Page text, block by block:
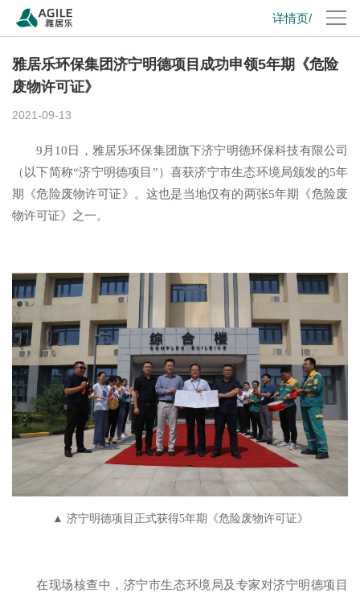
详情页/
雅居乐环保集团济宁明德项目成功申领5年期《危险
废物许可证》
2021-09-13
9月10日，雅居乐环保集团旗下济宁明德环保科技有限公司
（以下简称“济宁明德项目”）喜获济宁市生态环境局颁发的5年
期《危险废物许可证》。这也是当地仅有的两张5年期《危险废
物许可证》之一。
▲ 济宁明德项目正式获得5年期《危险废物许可证》
在现场核查中，济宁市生态环境局及专家对济宁明德项目